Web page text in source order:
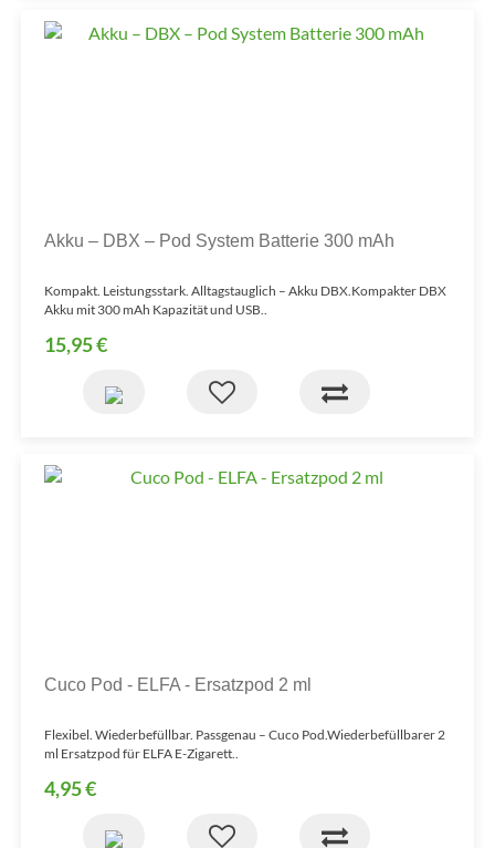
Akku – DBX – Pod System Batterie 300 mAh
Kompakt. Leistungsstark. Alltagstauglich – Akku DBX.Kompakter DBX
Akku mit 300 mAh Kapazität und USB..
15,95 €
Cuco Pod - ELFA - Ersatzpod 2 ml
Flexibel. Wiederbefüllbar. Passgenau – Cuco Pod.Wiederbefüllbarer 2
ml Ersatzpod für ELFA E-Zigarett..
4,95 €